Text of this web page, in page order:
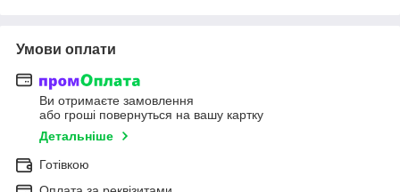
Умови оплати
Ви отримаєте замовлення
або гроші повернуться на вашу картку
Детальніше
Готівкою